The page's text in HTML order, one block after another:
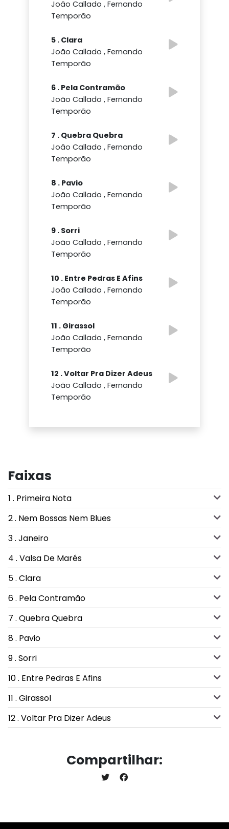
João Callado , Fernando
Temporão
5 . Clara
João Callado , Fernando
Temporão
6 . Pela Contramão
João Callado , Fernando
Temporão
7 . Quebra Quebra
João Callado , Fernando
Temporão
8 . Pavio
João Callado , Fernando
Temporão
9 . Sorri
João Callado , Fernando
Temporão
10 . Entre Pedras E Afins
João Callado , Fernando
Temporão
11 . Girassol
João Callado , Fernando
Temporão
12 . Voltar Pra Dizer Adeus
João Callado , Fernando
Temporão
Faixas
1 . Primeira Nota
2 . Nem Bossas Nem Blues
3 . Janeiro
4 . Valsa De Marés
5 . Clara
6 . Pela Contramão
7 . Quebra Quebra
8 . Pavio
9 . Sorri
10 . Entre Pedras E Afins
11 . Girassol
12 . Voltar Pra Dizer Adeus
Compartilhar: